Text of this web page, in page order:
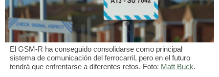
El GSM-R ha conseguido consolidarse como principal
sistema de comunicación del ferrocarril, pero en el futuro
tendrá que enfrentarse a diferentes retos. Foto: Matt Buck.